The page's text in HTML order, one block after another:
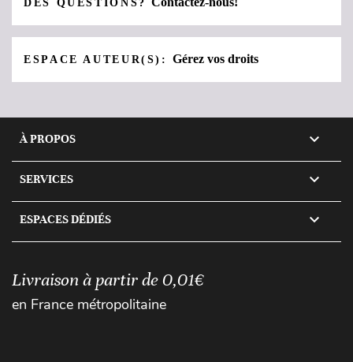
DES QUESTIONS?
ESPACE AUTEUR(S):Gérez vos droits
À PROPOS 
SERVICES 
ESPACES DÉDIÉS 
Livraison à partir de 0,01€
en France métropolitaine